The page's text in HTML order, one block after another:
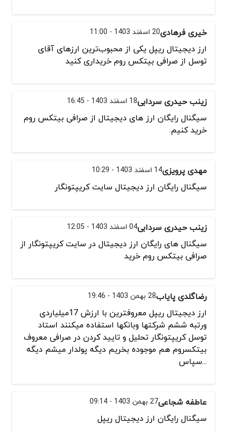
خیری فرهادی20 اسفند 1403 - 11:00
ارز دیجیتال ریپل یکی از محبوب‌ترین ارزهای آقای
توسل از صرافی بیتکس روم خریداری کنید
زینب حیدری سردابی18 اسفند 1403 - 16:45
سیگنال رایگان ارز های دیجیتال از صرافی بیتکس روم
خرید کنیم.
مهدی پرویزی14 اسفند 1403 - 10:29
سیگنال رایگان ارز دیجیتال سایت کریپتونگار
زینب حیدری سردابی04 اسفند 1403 - 12:05
سیگنال های رایگان ارز دیجیتال در سایت کریپتونگار از
صرافی بیتکس روم خرید
رضاگلدی پایاب28 بهمن 1403 - 19:46
ارز دیجیتال ریپل معروفترین با ارزش 17میلیاردی
ورتبه ششم شرکتها وبانکها استفاده میکنند استاد
توسل کریپتونگار تحلیل و تایید کردن در صرافی معروف
بیتکسروم هم موجوده بخریم دیگه پولدار میشم دیگه
...سپاس
عاطفه شجاعی27 بهمن 1403 - 09:14
سیگنال رایگان ارز دیجیتال ریپل